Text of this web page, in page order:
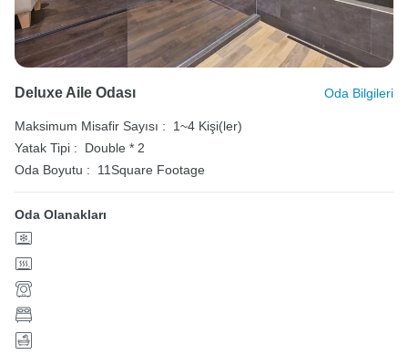
Deluxe Aile Odası Oda Bilgileri
Maksimum Misafir Sayısı :
1~4 Kişi(ler)
Yatak Tipi :
Double * 2
Oda Boyutu :
11Square Footage
Oda Olanakları